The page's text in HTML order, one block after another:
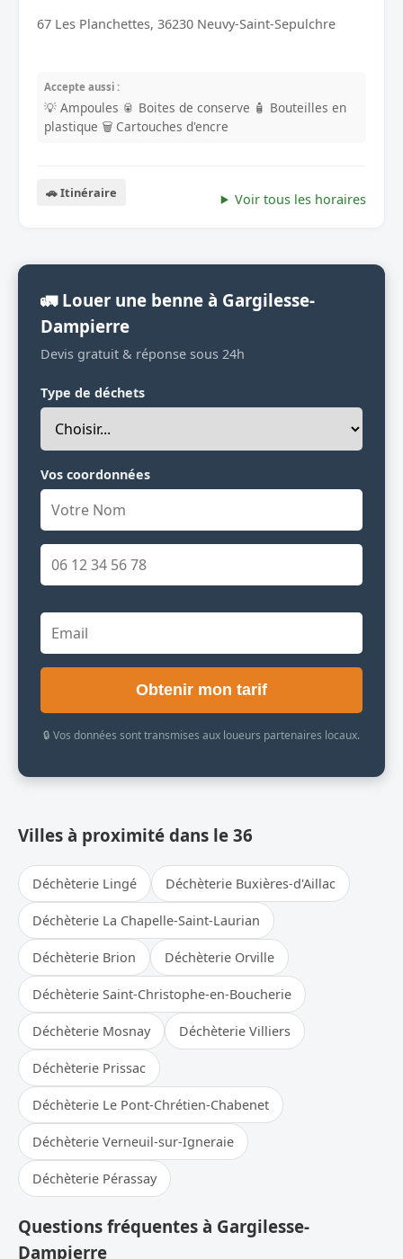
67 Les Planchettes, 36230 Neuvy-Saint-Sepulchre
Accepte aussi :
💡 Ampoules 🥫 Boites de conserve 🧴 Bouteilles en
plastique 🗑️ Cartouches d'encre
🚗 Itinéraire Voir tous les horaires
🚛 Louer une benne à Gargilesse-
Dampierre
Devis gratuit & réponse sous 24h
Type de déchets
Vos coordonnées
Obtenir mon tarif
🔒 Vos données sont transmises aux loueurs partenaires locaux.
Villes à proximité dans le 36
Déchèterie Lingé Déchèterie Buxières-d'Aillac
Déchèterie La Chapelle-Saint-Laurian
Déchèterie Brion Déchèterie Orville
Déchèterie Saint-Christophe-en-Boucherie
Déchèterie Mosnay Déchèterie Villiers
Déchèterie Prissac
Déchèterie Le Pont-Chrétien-Chabenet
Déchèterie Verneuil-sur-Igneraie
Déchèterie Pérassay
Questions fréquentes à Gargilesse-
Dampierre